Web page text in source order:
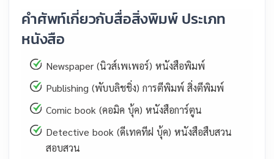
คำศัพท์เกี่ยวกับสื่อสิ่งพิมพ์ ประเภท
หนังสือ
Newspaper (นิวส์เพเพอร์) หนังสือพิมพ์
Publishing (พับบลิชชิ่ง) การตีพิมพ์ สิ่งตีพิมพ์
Comic book (คอมิค บุ้ค) หนังสือการ์ตูน
Detective book (ดีเทคทีฝ บุ้ค) หนังสือสืบสวน
สอบสวน